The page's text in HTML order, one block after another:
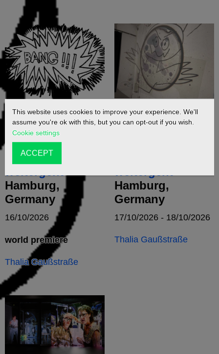
Das Wutschwert
muss man
herausziehen,
bevor es
weitergeht
Hamburg,
Germany
16/10/2026
world premiere
Thalia Gaußstraße
Das Wutschwert
muss man
weitergeht
Hamburg,
Germany
17/10/2026 - 18/10/2026
Thalia Gaußstraße
This website uses cookies to improve your experience. We'll
assume you're ok with this, but you can opt-out if you wish.
Cookie settings
ACCEPT